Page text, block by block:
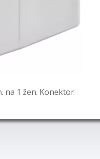
na 1 žen. Konektor